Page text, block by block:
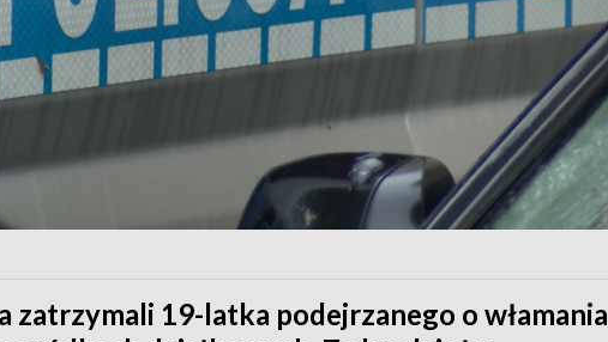
zatrzymali 19-latka podejrzanego o włamania